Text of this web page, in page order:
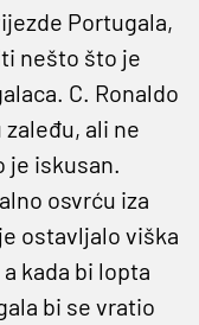
Portugala,
nešto što je
C. Ronaldo
ali ne
je iskusan.
osvrću iza
ostavljalo viška
kada bi lopta
bi se vratio